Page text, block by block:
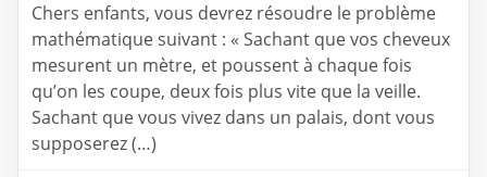
Chers enfants, vous devrez résoudre le problème
mathématique suivant : « Sachant que vos cheveux
mesurent un mètre, et poussent à chaque fois
qu’on les coupe, deux fois plus vite que la veille.
Sachant que vous vivez dans un palais, dont vous
supposerez (…)